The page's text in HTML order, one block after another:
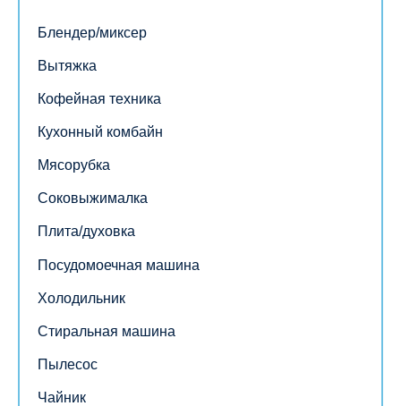
Блендер/миксер
Вытяжка
Кофейная техника
Кухонный комбайн
Мясорубка
Соковыжималка
Плита/духовка
Посудомоечная машина
Холодильник
Стиральная машина
Пылесос
Чайник